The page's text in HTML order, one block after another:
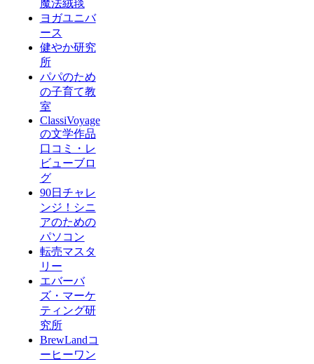
魔法絨毯
ヨガユニバ
ース
健やか研究
所
パパのため
の子育て教
室
ClassiVoyage
の文学作品
口コミ・レ
ビューブロ
グ
90日チャレ
ンジ！シニ
アのための
パソコン
転売マスタ
リー
エバーバ
ズ・マーケ
ティング研
究所
BrewLandコ
ーヒーワン